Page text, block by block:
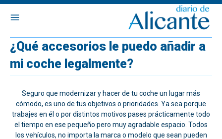
¿Qué accesorios le puedo añadir a
mi coche legalmente?
Seguro que modernizar y hacer de tu coche un lugar más
cómodo, es uno de tus objetivos o prioridades. Ya sea porque
trabajes en él o por distintos motivos pases prácticamente todo
el tiempo en ese pequeño pero muy agradable espacio. Todos
los vehículos, no importa la marca o modelo que sean pueden